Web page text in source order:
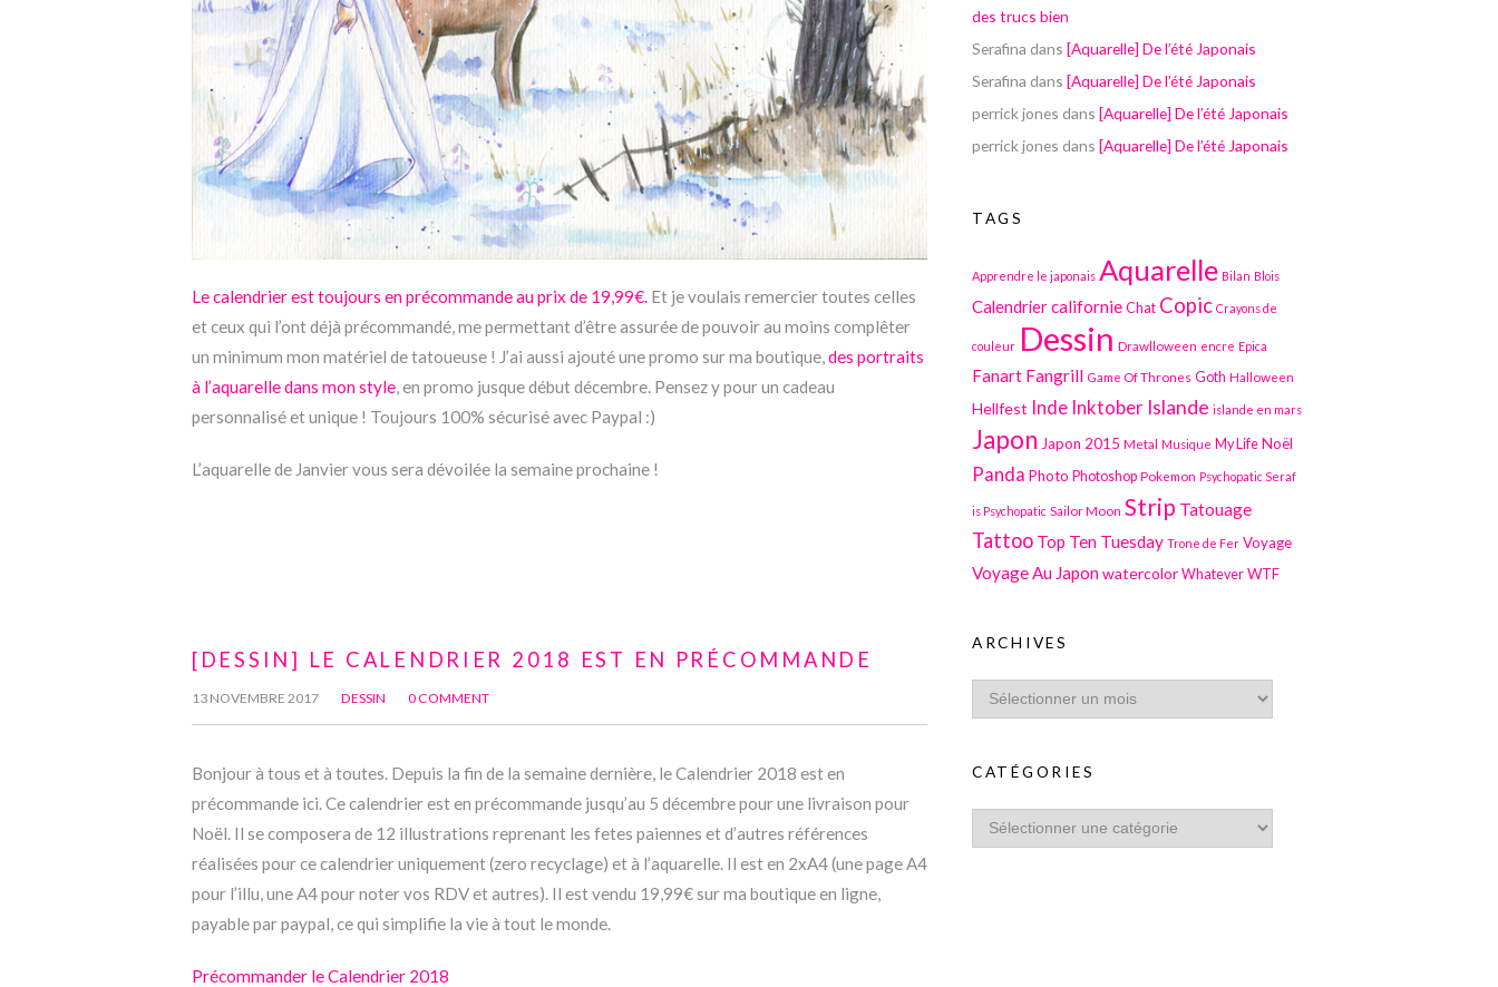
Le calendrier est toujours en précommande au prix de 19,99€. Et je voulais remercier toutes celles
et ceux qui l’ont déjà précommandé, me permettant d’être assurée de pouvoir au moins complêter
un minimum mon matériel de tatoueuse ! J’ai aussi ajouté une promo sur ma boutique,des portraits
à l’aquarelle dans mon style, en promo jusque début décembre. Pensez y pour un cadeau
personnalisé et unique ! Toujours 100% sécurisé avec Paypal :)
L’aquarelle de Janvier vous sera dévoilée la semaine prochaine !
[DESSIN] LE CALENDRIER 2018 EST EN PRÉCOMMANDE
13 NOVEMBRE 2017 DESSIN 0 COMMENT
Bonjour à tous et à toutes. Depuis la fin de la semaine dernière, le Calendrier 2018 est en
précommande ici. Ce calendrier est en précommande jusqu’au 5 décembre pour une livraison pour
Noël. Il se composera de 12 illustrations reprenant les fetes paiennes et d’autres références
réalisées pour ce calendrier uniquement (zero recyclage) et à l’aquarelle. Il est en 2xA4 (une page A4
pour l’illu, une A4 pour noter vos RDV et autres). Il est vendu 19,99€ sur ma boutique en ligne,
payable par paypal, ce qui simplifie la vie à tout le monde.
Précommander le Calendrier 2018
des trucs bien
Serafina dans [Aquarelle] De l’été Japonais
Serafina dans [Aquarelle] De l’été Japonais
perrick jones dans [Aquarelle] De l’été Japonais
perrick jones dans [Aquarelle] De l’été Japonais
TAGS
Apprendre le japonais Aquarelle Bilan Blois
Calendriercalifornie Chat Copic Crayons de
couleur Dessin Drawlloween encre Epica
Fanart Fangrill Game Of Thrones Goth Halloween
Hellfest Inde Inktober Islande islande en mars
Japon Japon 2015 Metal Musique My Life Noël
Panda Photo Photoshop Pokemon Psychopatic Seraf
is Psychopatic Sailor Moon Strip Tatouage
Tattoo Top Ten Tuesday Trone de Fer Voyage
Voyage Au Japonwatercolor Whatever WTF
ARCHIVES
CATÉGORIES